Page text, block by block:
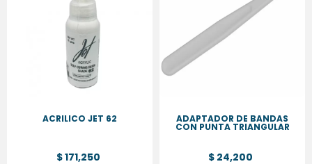
ACRILICO JET 62
$ 171,250
ADAPTADOR DE BANDAS
CON PUNTA TRIANGULAR
$ 24,200